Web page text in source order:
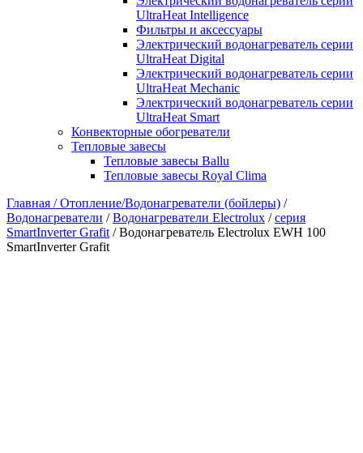
UltraHeat Intelligence
Фильтры и аксессуары
Электрический водонагреватель серии
UltraHeat Digital
Электрический водонагреватель серии
UltraHeat Mechanic
Электрический водонагреватель серии
UltraHeat Smart
Конвекторные обогреватели
Тепловые завесы
Тепловые завесы Ballu
Тепловые завесы Royal Clima
Главная /Отопление/Водонагреватели (бойлеры) /
Водонагреватели /Водонагреватели Electrolux /серия
SmartInverter Grafit / Водонагреватель Electrolux EWH 100
SmartInverter Grafit